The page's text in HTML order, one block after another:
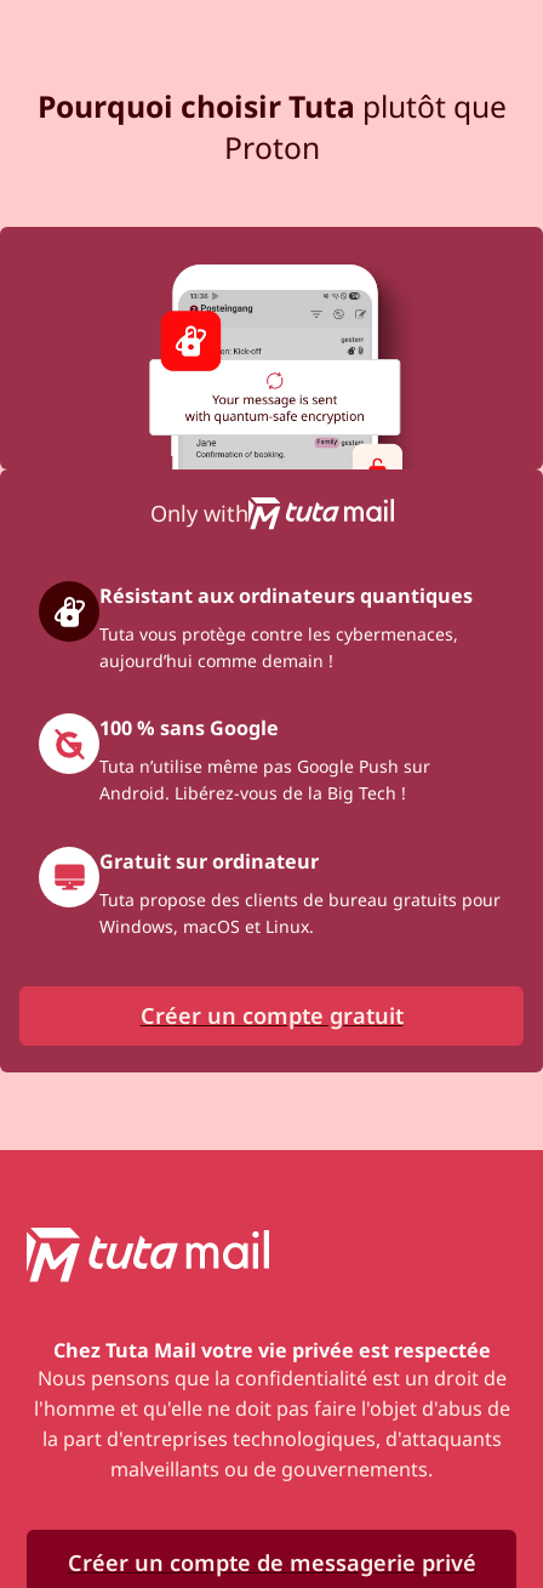
Pourquoi choisir Tuta plutôt que
Proton
Only with
Résistant aux ordinateurs quantiques
Tuta vous protège contre les cybermenaces,
aujourd’hui comme demain !
100 % sans Google
Tuta n’utilise même pas Google Push sur
Android. Libérez-vous de la Big Tech !
Gratuit sur ordinateur
Tuta propose des clients de bureau gratuits pour
Windows, macOS et Linux.
Créer un compte gratuit
Chez Tuta Mail votre vie privée est respectée
Nous pensons que la confidentialité est un droit de
l'homme et qu'elle ne doit pas faire l'objet d'abus de
la part d'entreprises technologiques, d'attaquants
malveillants ou de gouvernements.
Créer un compte de messagerie privé